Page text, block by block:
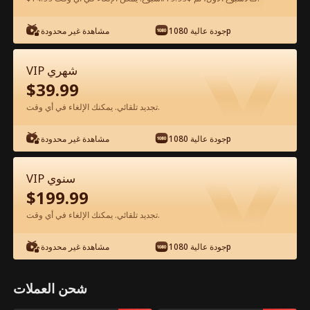
شاهد مجانًا في التطبيق
الحلقة 46 - أخي الأصغر حنون ومغرٍ الفيلم
كامل
مشاهدة غير محدودة جودة عالية 1080p
VIP شهري
$39.99
تجديد تلقائي. يمكنك الإلغاء في أي وقت.
مشاهدة غير محدودة جودة عالية 1080p
VIP سنوي
$199.99
تجديد تلقائي. يمكنك الإلغاء في أي وقت.
مشاهدة غير محدودة جودة عالية 1080p
شحن العملات